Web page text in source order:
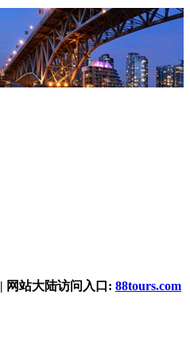
| 网站大陆访问入口: 88tours.com